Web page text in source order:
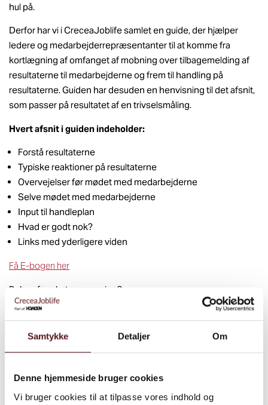
Samtykke Detaljer Om
Denne hjemmeside bruger cookies
Vi bruger cookies til at tilpasse vores indhold og
hul på.
Derfor har vi i CreceaJoblife samlet en guide, der hjælper
ledere og medarbejderrepræsentanter til at komme fra
kortlægning af omfanget af mobning over tilbagemelding af
resultaterne til medarbejderne og frem til handling på
resultaterne. Guiden har desuden en henvisning til det afsnit,
som passer på resultatet af en trivselsmåling.
Hvert afsnit i guiden indeholder:
Forstå resultaterne
Typiske reaktioner på resultaterne
Overvejelser før mødet med medarbejderne
Selve mødet med medarbejderne
Input til handleplan
Hvad er godt nok?
Links med yderligere viden
Få E-bogen her
Behov for ekstern sparring?
I CreceaJoblife har vi erfaring med, at rigtig mange oplever, at
det kan være svært at handle og reagere på udfordringer som
mobning og konflikter. I nogle situationer kan det endda være
situationer ønsker man måske blot sparring, råd, vejledning
om konkrete spørgsmål.